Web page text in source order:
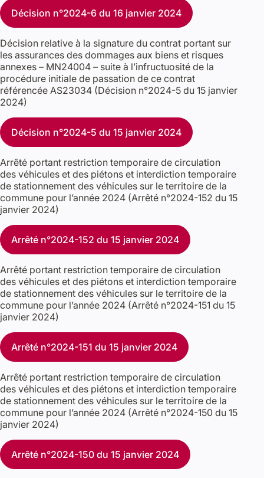
Décision n°2024-6 du 16 janvier 2024
Décision relative à la signature du contrat portant sur
les assurances des dommages aux biens et risques
annexes – MN24004 – suite à l’infructuosité de la
procédure initiale de passation de ce contrat
référencée AS23034 (Décision n°2024-5 du 15 janvier
2024)
Décision n°2024-5 du 15 janvier 2024
Arrêté portant restriction temporaire de circulation
des véhicules et des piétons et interdiction temporaire
de stationnement des véhicules sur le territoire de la
commune pour l’année 2024 (Arrêté n°2024-152 du 15
janvier 2024)
Arrêté n°2024-152 du 15 janvier 2024
Arrêté portant restriction temporaire de circulation
des véhicules et des piétons et interdiction temporaire
de stationnement des véhicules sur le territoire de la
commune pour l’année 2024 (Arrêté n°2024-151 du 15
janvier 2024)
Arrêté n°2024-151 du 15 janvier 2024
Arrêté portant restriction temporaire de circulation
des véhicules et des piétons et interdiction temporaire
de stationnement des véhicules sur le territoire de la
commune pour l’année 2024 (Arrêté n°2024-150 du 15
janvier 2024)
Arrêté n°2024-150 du 15 janvier 2024